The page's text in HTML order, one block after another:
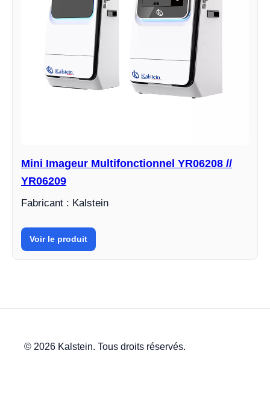
Mini Imageur Multifonctionnel YR06208 //
YR06209
Fabricant : Kalstein
Voir le produit
© 2026 Kalstein. Tous droits réservés.